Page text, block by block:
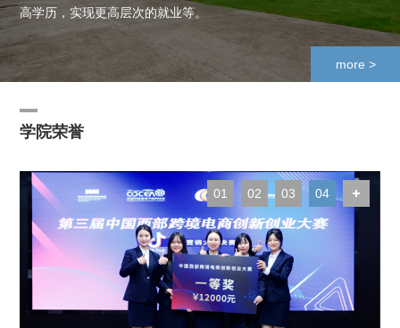
高学历，实现更高层次的就业等。
more >
学院荣誉
01 02 03 04